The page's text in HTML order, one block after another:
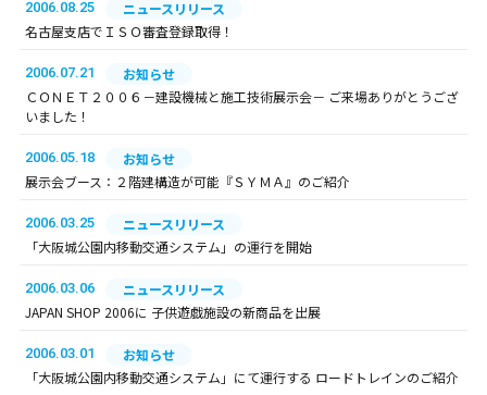
2006.08.25
ニュースリリース
名古屋支店でＩＳＯ審査登録取得！
2006.07.21
お知らせ
ＣＯＮＥＴ２００６－建設機械と施工技術展示会－ ご来場ありがとうござ
いました！
2006.05.18
お知らせ
展示会ブース：２階建構造が可能『ＳＹＭＡ』のご紹介
2006.03.25
ニュースリリース
「大阪城公園内移動交通システム」の運行を開始
2006.03.06
ニュースリリース
JAPAN SHOP 2006に 子供遊戯施設の新商品を出展
2006.03.01
お知らせ
「大阪城公園内移動交通システム」にて運行する ロードトレインのご紹介